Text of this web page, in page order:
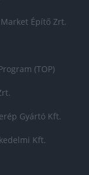
Market Építő Zrt.
(TOP)
Gyártó Kft.
Kft.